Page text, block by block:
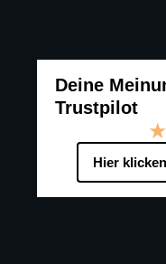
Deine
Trustpilot
Hier